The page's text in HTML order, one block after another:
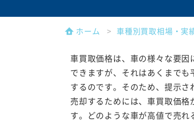
ホーム 車種別買取相場・実
車買取価格は、車の様々な要
できますが、それはあくまで
するのです。そのため、提示
売却するためには、車買取価
す。どのような車が高値で売れ